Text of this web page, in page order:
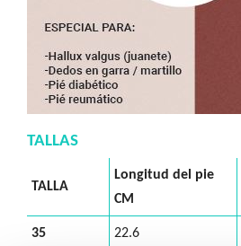
TALLAS
TALLA
Longitud del pie
CM
35 22.6